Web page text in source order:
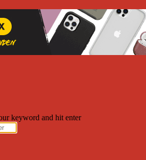
06, 2026
Follow on Twitter
Subscribe to RSS
keyword and hit enter